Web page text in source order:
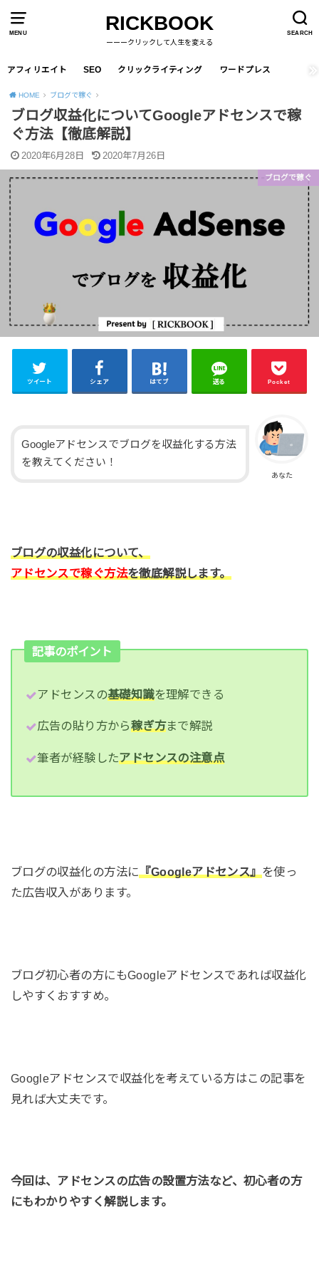
MENU SEARCH
RICKBOOK
ーーークリックして人生を変える
アフィリエイト SEO クリックライティング ワードプレス
HOME ブログで稼ぐ
ブログ収益化についてGoogleアドセンスで稼
ぐ方法【徹底解説】
2020年6月28日 2020年7月26日
ブログで稼ぐ
ツイート シェア はてブ 送る Pocket
あなた
Googleアドセンスでブログを収益化する方法
を教えてください！
ブログの収益化について、
アドセンスで稼ぐ方法を徹底解説します。
記事のポイント
アドセンスの基礎知識を理解できる
広告の貼り方から稼ぎ方まで解説
筆者が経験したアドセンスの注意点
ブログの収益化の方法に『Googleアドセンス』を使っ
た広告収入があります。
ブログ初心者の方にもGoogleアドセンスであれば収益化
しやすくおすすめ。
Googleアドセンスで収益化を考えている方はこの記事を
見れば大丈夫です。
今回は、アドセンスの広告の設置方法など、初心者の方
にもわかりやすく解説します。